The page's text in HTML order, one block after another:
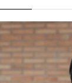
Previous